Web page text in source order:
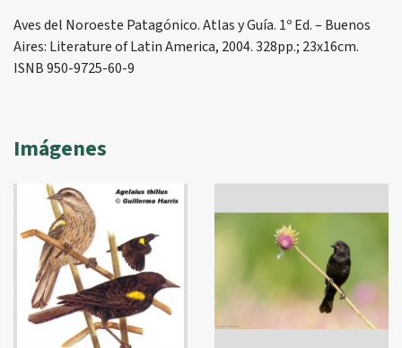
Aves del Noroeste Patagónico. Atlas y Guía. 1º Ed. – Buenos
Aires: Literature of Latin America, 2004. 328pp.; 23x16cm.
ISNB 950-9725-60-9
Imágenes